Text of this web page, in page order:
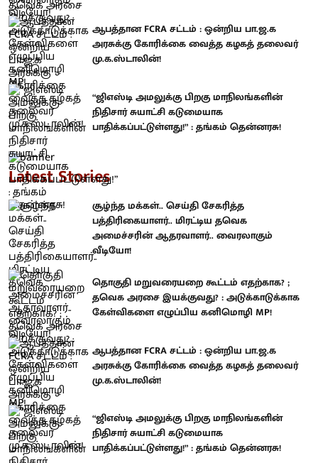
ஆபத்தான FCRA சட்டம் : ஒன்றிய பா.ஜ.க
அரசுக்கு கோரிக்கை வைத்த கழகத் தலைவர்
மு.க.ஸ்டாலின்!
“ஜிஎஸ்டி அமலுக்கு பிறகு மாநிலங்களின்
நிதிசார் சுயாட்சி கடுமையாக
பாதிக்கப்பட்டுள்ளது!” : தங்கம் தென்னரசு!
Latest Stories
சூழ்ந்த மக்கள்.. செய்தி சேகரித்த
பத்திரிகையாளர்.. மிரட்டிய தவெக
அமைச்சரின் ஆதரவாளர்.. வைரலாகும்
வீடியோ!
தொகுதி மறுவரையறை கூட்டம் எதற்காக? ;
தவெக அரசை இயக்குவது? : அடுக்காடுக்காக
கேள்விகளை எழுப்பிய கனிமொழி MP!
ஆபத்தான FCRA சட்டம் : ஒன்றிய பா.ஜ.க
அரசுக்கு கோரிக்கை வைத்த கழகத் தலைவர்
மு.க.ஸ்டாலின்!
“ஜிஎஸ்டி அமலுக்கு பிறகு மாநிலங்களின்
நிதிசார் சுயாட்சி கடுமையாக
பாதிக்கப்பட்டுள்ளது!” : தங்கம் தென்னரசு!